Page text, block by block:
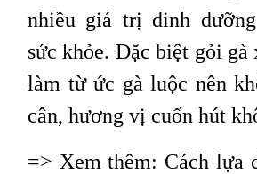
nhiều giá trị dinh
sức khỏe. Đặc biệt gỏi gà
làm từ ức gà luộc nên
cân, hương vị cuốn hút
=> Xem thêm: Cách lựa